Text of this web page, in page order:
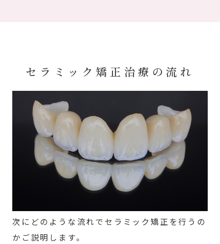
セラミック矯正治療の流れ
次にどのような流れでセラミック矯正を行うの
かご説明します。